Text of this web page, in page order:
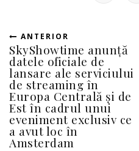
ANTERIOR
SkyShowtime anunță
datele oficiale de
lansare ale serviciului
de streaming în
Europa Centrală și de
Est în cadrul unui
eveniment exclusiv ce
a avut loc în
Amsterdam